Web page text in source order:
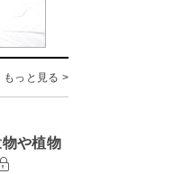
もっと見る >
や植物